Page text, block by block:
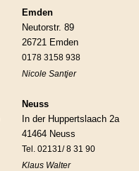
Emden
Neutorstr. 89
26721 Emden
0178 3158 938
Nicole Santjer
Neuss
In der Huppertslaach 2a
41464 Neuss
Tel. 02131/ 8 31 90
Klaus Walter